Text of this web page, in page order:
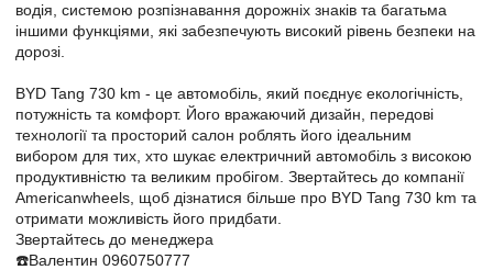
водія, системою розпізнавання дорожніх знаків та багатьма
іншими функціями, які забезпечують високий рівень безпеки на
дорозі.
BYD Tang 730 km - це автомобіль, який поєднує екологічність,
потужність та комфорт. Його вражаючий дизайн, передові
технології та просторий салон роблять його ідеальним
вибором для тих, хто шукає електричний автомобіль з високою
продуктивністю та великим пробігом. Звертайтесь до компанії
Americanwheels, щоб дізнатися більше про BYD Tang 730 km та
отримати можливість його придбати.
Звертайтесь до менеджера
☎️Валентин 0960750777